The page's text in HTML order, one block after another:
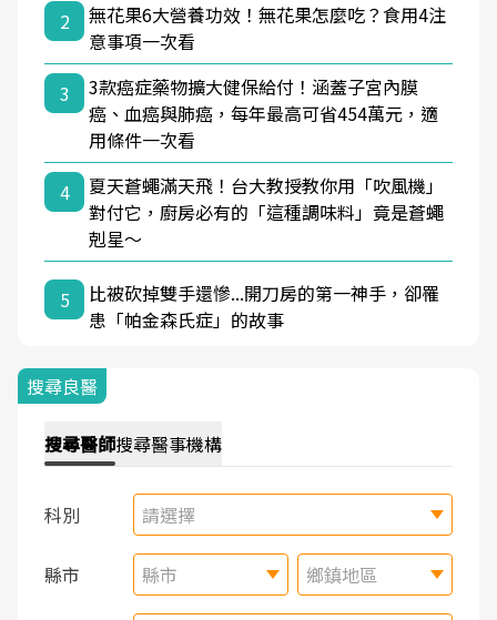
2
無花果6大營養功效！無花果怎麼吃？食用4注
意事項一次看
3
3款癌症藥物擴大健保給付！涵蓋子宮內膜
癌、血癌與肺癌，每年最高可省454萬元，適
用條件一次看
4
夏天蒼蠅滿天飛！台大教授教你用「吹風機」
對付它，廚房必有的「這種調味料」竟是蒼蠅
剋星～
5
比被砍掉雙手還慘...開刀房的第一神手，卻罹
患「帕金森氏症」的故事
搜尋良醫
搜尋醫師搜尋醫事機構
科別 請選擇
縣市 縣市 鄉鎮地區